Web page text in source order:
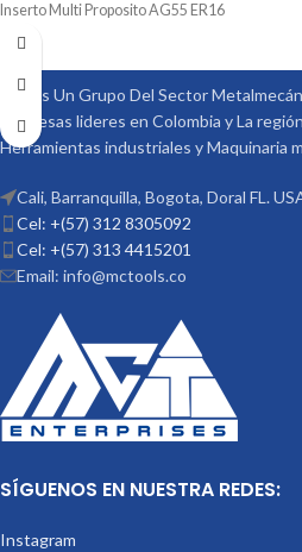
Inserto Multi Proposito AG55 ER16
Somos Un Grupo Del Sector
empresas lideres en Colombia y La
Herramientas industriales y Maquinaria
Cali, Barranquilla, Bogota, Doral FL.
Cel: +(57) 312 8305092
Cel: +(57) 313 4415201
Email: info@mctools.co
SÍGUENOS EN NUESTRA REDES:
Instagram